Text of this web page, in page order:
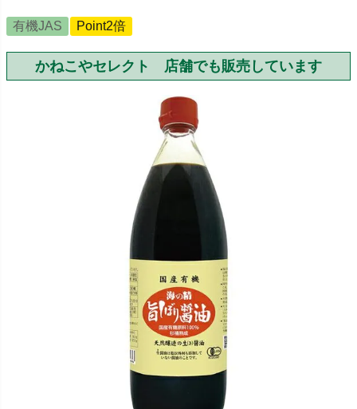
有機JAS Point2倍
かねこやセレクト 店舗でも販売しています